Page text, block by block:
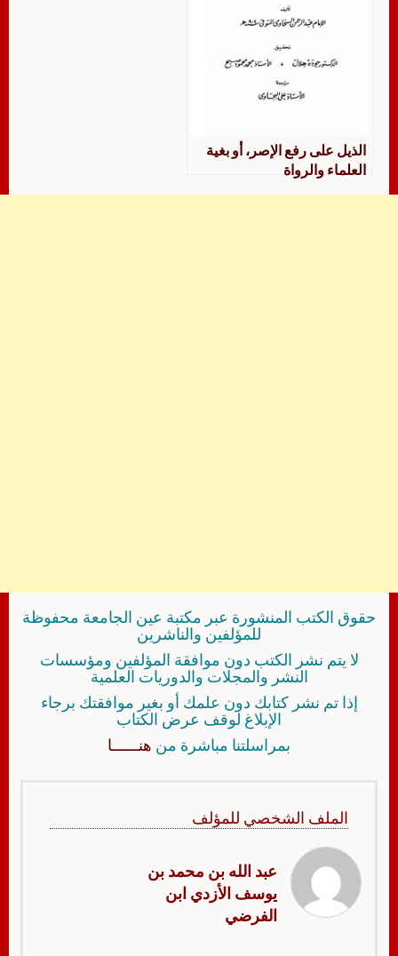
الذيل على رفع الإصر، أو بغية
العلماء والرواة
حقوق الكتب المنشورة عبر مكتبة عين الجامعة محفوظة
للمؤلفين والناشرين
لا يتم نشر الكتب دون موافقة المؤلفين ومؤسسات
النشر والمجلات والدوريات العلمية
إذا تم نشر كتابك دون علمك أو بغير موافقتك برجاء
الإبلاغ لوقف عرض الكتاب
بمراسلتنا مباشرة من هنــــــا
الملف الشخصي للمؤلف
عبد الله بن محمد بن
يوسف الأزدي ابن
الفرضي